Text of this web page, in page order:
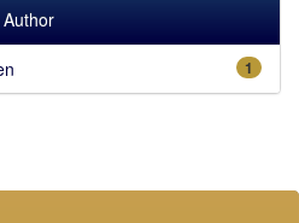
Author
1